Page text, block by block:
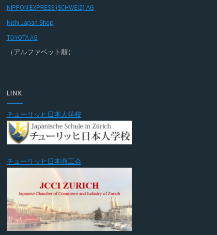
NIPPON EXPRESS (SCHWEIZ) AG
Nishi Japan Shop
TOYOTA AG
（アルファベット順）
LINK
チューリッヒ日本人学校
チューリッヒ日本商工会